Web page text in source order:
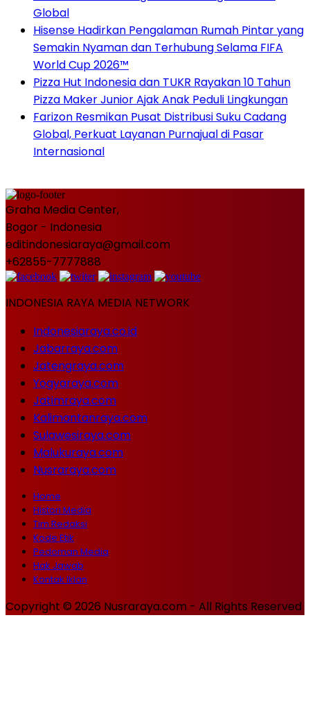
Global
Hisense Hadirkan Pengalaman Rumah Pintar yang
Semakin Nyaman dan Terhubung Selama FIFA
World Cup 2026™
Pizza Hut Indonesia dan TUKR Rayakan 10 Tahun
Pizza Maker Junior Ajak Anak Peduli Lingkungan
Farizon Resmikan Pusat Distribusi Suku Cadang
Global, Perkuat Layanan Purnajual di Pasar
Internasional
Graha Media Center,
Bogor - Indonesia
editindonesiaraya@gmail.com
+62855-7777888
INDONESIA RAYA MEDIA NETWORK
Indonesiaraya.co.id
Jabarraya.com
Jatengraya.com
Yogyaraya.com
Jatimraya.com
Kalimantanraya.com
Sulawesiraya.com
Malukuraya.com
Nusraraya.com
Home
Histori Media
Tim Redaksi
Kode Etik
Pedoman Media
Hak Jawab
Kontak Iklan
Copyright © 2026 Nusraraya.com - All Rights Reserved